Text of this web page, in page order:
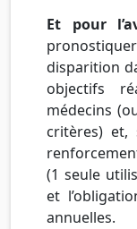
Et pour
disparition
objectifs
médecins
critères) et,
(1 seule
et
annuelles.